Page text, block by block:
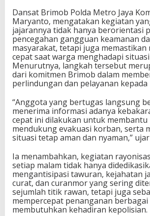
Dansat Brimob Polda Metro Jaya
Maryanto, mengatakan kegiatan
jajarannya tidak hanya berorientasi
pencegahan gangguan keamanan
masyarakat, tetapi juga memastikan
cepat saat warga menghadapi
Menurutnya, langkah tersebut
dari komitmen Brimob dalam
perlindungan dan pelayanan kepada
“Anggota yang bertugas langsung
menerima informasi adanya
cepat ini dilakukan untuk membantu
mendukung evakuasi korban, serta
situasi tetap aman dan nyaman,”
Ia menambahkan, kegiatan
setiap malam tidak hanya
mengantisipasi tawuran, kejahatan
curat, dan curanmor yang sering
sejumlah titik rawan, tetapi juga
mempercepat penanganan
membutuhkan kehadiran kepolisian.